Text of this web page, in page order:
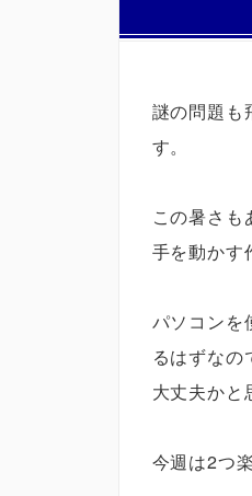
謎の問題も
す。
この暑さも
手を動かす
パソコンを
るはずな
大丈夫かと
今週は2つ